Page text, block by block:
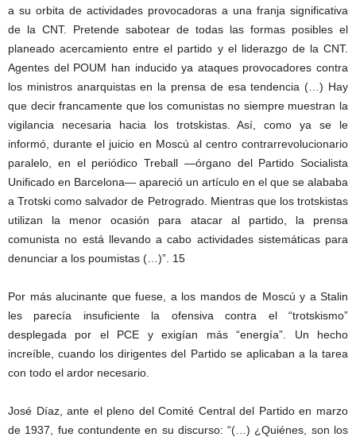
a su orbita de actividades provocadoras a una franja significativa
de la CNT. Pretende sabotear de todas las formas posibles el
planeado acercamiento entre el partido y el liderazgo de la CNT.
Agentes del POUM han inducido ya ataques provocadores contra
los ministros anarquistas en la prensa de esa tendencia (…) Hay
que decir francamente que los comunistas no siempre muestran la
vigilancia necesaria hacia los trotskistas. Así, como ya se le
informó, durante el juicio en Moscú al centro contrarrevolucionario
paralelo, en el periódico Treball —órgano del Partido Socialista
Unificado en Barcelona— apareció un artículo en el que se alababa
a Trotski como salvador de Petrogrado. Mientras que los trotskistas
utilizan la menor ocasión para atacar al partido, la prensa
comunista no está llevando a cabo actividades sistemáticas para
denunciar a los poumistas (…)”. 15
Por más alucinante que fuese, a los mandos de Moscú y a Stalin
les parecía insuficiente la ofensiva contra el “trotskismo”
desplegada por el PCE y exigían más “energía”. Un hecho
increíble, cuando los dirigentes del Partido se aplicaban a la tarea
con todo el ardor necesario.
José Díaz, ante el pleno del Comité Central del Partido en marzo
de 1937, fue contundente en su discurso: “(…) ¿Quiénes, son los